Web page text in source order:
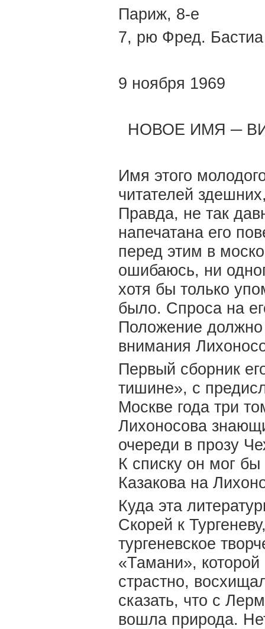
Париж, 8-е
7, рю Фред. Бастиа
9 ноября 1969
НОВОЕ ИМЯ ─
Имя этого
читателей
Правда, не так
напечатана его
перед этим в
ошибаюсь, ни
хотя бы только
было. Спроса на
Положение должно
внимания
Первый сборник
тишине», с
Москве года три
Лихоносова
очереди в прозу
К списку он мог бы
Казакова на
Куда эта
Скорей к
тургеневское
«Тамани»,
страстно,
сказать, что с
вошла природа.